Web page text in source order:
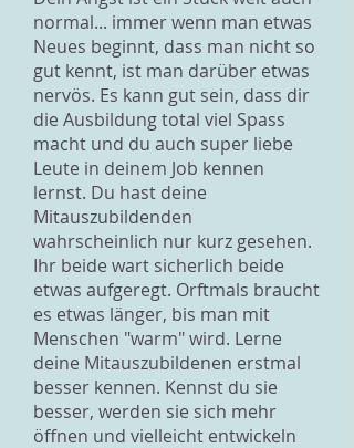
normal... immer wenn man etwas
Neues beginnt, dass man nicht so
gut kennt, ist man darüber etwas
nervös. Es kann gut sein, dass dir
die Ausbildung total viel Spass
macht und du auch super liebe
Leute in deinem Job kennen
lernst. Du hast deine
Mitauszubildenden
wahrscheinlich nur kurz gesehen.
Ihr beide wart sicherlich beide
etwas aufgeregt. Orftmals braucht
es etwas länger, bis man mit
Menschen "warm" wird. Lerne
deine Mitauszubildenen erstmal
besser kennen. Kennst du sie
besser, werden sie sich mehr
öffnen und vielleicht entwickeln